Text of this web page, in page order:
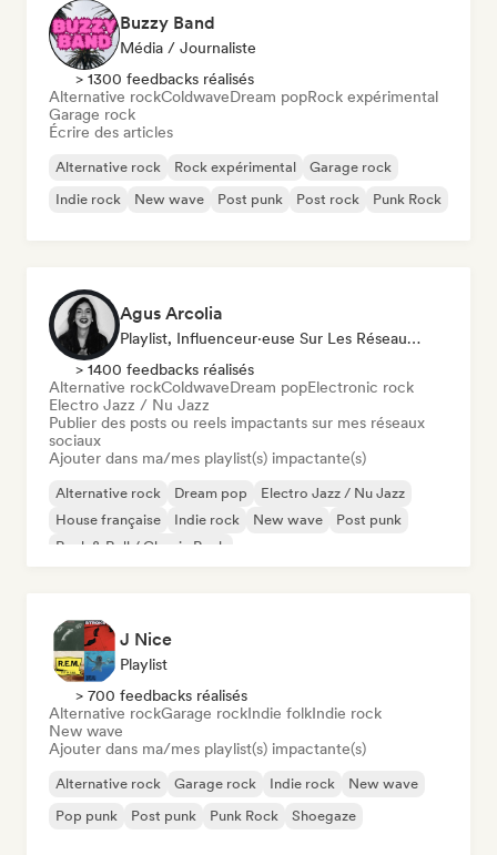
Buzzy Band
Média / Journaliste
> 1300 feedbacks réalisés
Alternative rockColdwaveDream popRock expérimental
Garage rock
Écrire des articles
Alternative rock Rock expérimental
Garage rock
Indie rock
New wave Post punk Post rock Punk Rock
Agus Arcolia
Playlist, Influenceur·euse Sur Les Réseaux Sociaux
> 1400 feedbacks réalisés
Alternative rockColdwaveDream popElectronic rock
Electro Jazz / Nu Jazz
Publier des posts ou reels impactants sur mes réseaux
sociaux
Ajouter dans ma/mes playlist(s) impactante(s)
Alternative rock Dream pop
Electro Jazz / Nu Jazz
House française
Indie rock New wave
Post punk
Rock & Roll / Classic Rock
J Nice
Playlist
> 700 feedbacks réalisés
Alternative rockGarage rockIndie folkIndie rock
New wave
Ajouter dans ma/mes playlist(s) impactante(s)
Alternative rock Garage rock Indie rock
New wave
Pop punk
Post punk Punk Rock Shoegaze